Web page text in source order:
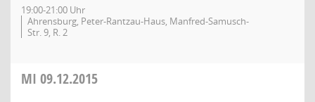
19:00-21:00 Uhr
Ahrensburg, Peter-Rantzau-Haus, Manfred-Samusch-
Str. 9, R. 2
MI 09.12.2015